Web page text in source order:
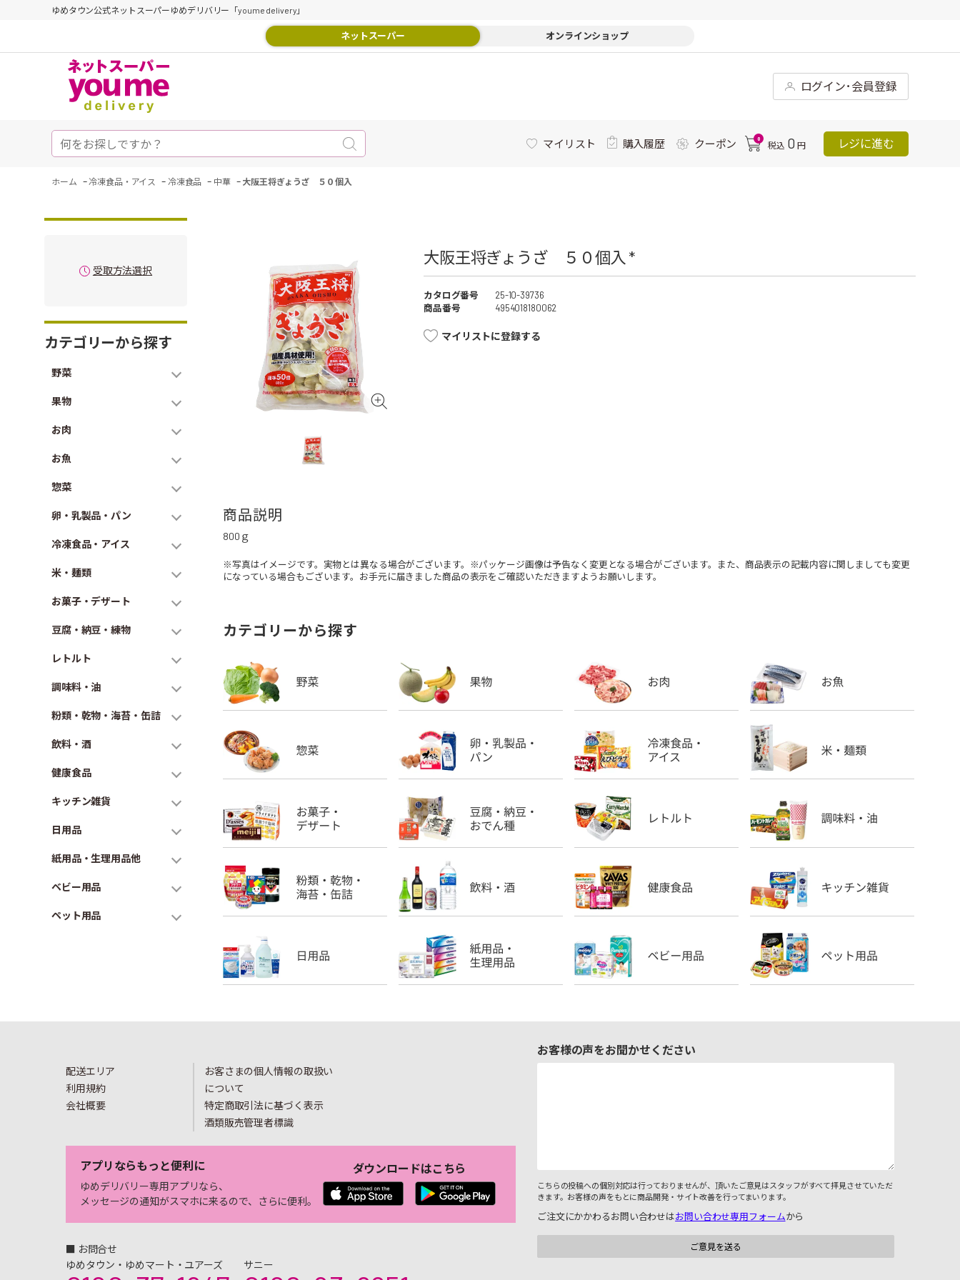
ゆめタウン公式ネットスーパーゆめデリバリー「youme delivery」
ネットスーパー オンラインショップ
ログイン･会員登録
マイリスト 購入履歴 クーポン 0
税込 0 円 レジに進む
ホーム - 冷凍食品・アイス - 冷凍食品 - 中華 - 大阪王将ぎょうざ ５０個入
受取方法選択
カテゴリーから探す
野菜
果物
お肉
お魚
惣菜
卵・乳製品・パン
冷凍食品・アイス
米・麺類
お菓子・デザート
豆腐・納豆・練物
レトルト
調味料・油
粉類・乾物・海苔・缶詰
飲料・酒
健康食品
キッチン雑貨
日用品
紙用品・生理用品他
ベビー用品
ペット用品
大阪王将ぎょうざ ５０個入 *
カタログ番号
25-10-39736
商品番号
4954018180062
マイリストに登録する
商品説明
800ｇ
※写真はイメージです。実物とは異なる場合がございます。※パッケージ画像は予告なく変更となる場合がございます。また、商品表示の記載内容に関しましても変更
になっている場合もございます。お手元に届きました商品の表示をご確認いただきますようお願いします。
カテゴリーから探す
配送エリア
利用規約
会社概要
お客さまの個人情報の取扱い
について
特定商取引法に基づく表示
酒類販売管理者標識
アプリならもっと便利に
ゆめデリバリー専用アプリなら、
メッセージの通知がスマホに来るので、さらに便利。
ダウンロードはこちら
■ お問合せ
ゆめタウン・ゆめマート・ユアーズ
サニー
お客様の声をお聞かせください
こちらの投稿への個別対応は行っておりませんが、頂いたご意見はスタッフがすべて拝見させていただ
きます。お客様の声をもとに商品開発・サイト改善を行ってまいります。
ご注文にかかわるお問い合わせはお問い合わせ専用フォームから